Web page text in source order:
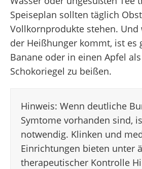
Speiseplan sollten täglich
Vollkornprodukte stehen. Und
der Heißhunger kommt, ist es
Banane oder in einen Apfel
Schokoriegel zu beißen.
Hinweis: Wenn deutliche
Symtome vorhanden sind,
notwendig. Klinken und
Einrichtungen bieten unter
therapeutischer Kontrolle